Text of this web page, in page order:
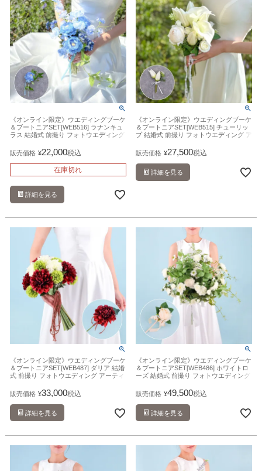
《オンライン限定》ウエディングブーケ
＆ブートニアSET[WEB516] ラナンキュ
ラス 結婚式 前撮り フォトウエディング
販売価格 ¥22,000税込
在庫切れ
詳細を見る
《オンライン限定》ウエディングブーケ
＆ブートニアSET[WEB515] チューリッ
プ 結婚式 前撮り フォトウエディング ア
販売価格 ¥27,500税込
詳細を見る
《オンライン限定》ウエディングブーケ
＆ブートニアSET[WEB487] ダリア 結婚
式 前撮り フォトウエディング アーティ
販売価格 ¥33,000税込
詳細を見る
《オンライン限定》ウエディングブーケ
＆ブートニアSET[WEB486] ホワイトロ
ーズ 結婚式 前撮り フォトウエディング
販売価格 ¥49,500税込
詳細を見る